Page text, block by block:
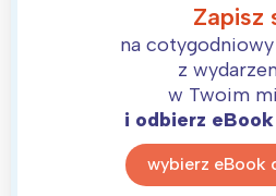
Zapisz
na
z
w Twoim
i odbierz
wybierz eBook